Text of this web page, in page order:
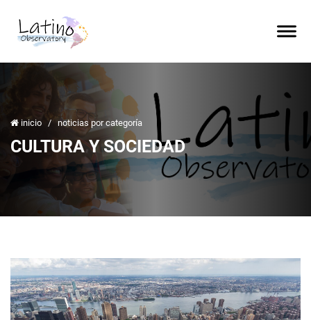
inicio / noticias por categoría
CULTURA Y SOCIEDAD